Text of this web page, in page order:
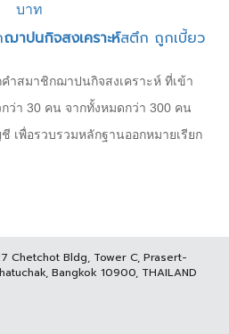
ฌาปนกิจสงเคราะห์สตึก ถูกเบี้ยว
ำสมาชิกฌาปนกิจสงเคราะห์ ที่เข้า
ว่า 30 คน จากทั้งหมดกว่า 300 คน
เพื่อรวบรวมหลักฐานออกหมายเรียก
Chetchot Bldg, Tower C, Prasert-
Bangkok 10900, THAILAND